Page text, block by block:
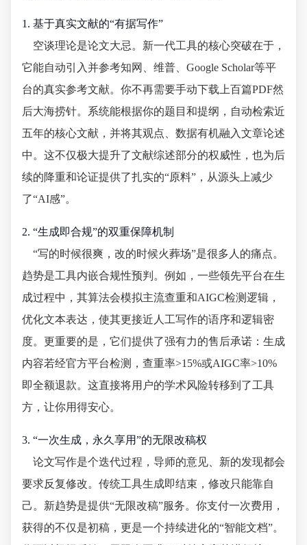
1. 基于真实文献的“有据写作”
空谈理论是论文大忌。新一代工具的核心突破在于，
它能自动引入并参考知网、维普、Google Scholar等平
台的真实参考文献。你不再需要手动下载上百篇PDF然
后大海捞针。系统能根据你的题目和提纲，自动检索近
五年的核心文献，并将其观点、数据有机融入文章论述
中。这不仅极大提升了文献综述部分的权威性，也为后
续的降重和论证提供了扎实的“原料”，从源头上减少
了“AI感”。
2. “生成即合规”的双重保障机制
“写的时候很爽，改的时候火葬场”是很多人的痛点。
趋势是工具内嵌合规性预判。例如，一些领先平台在生
成过程中，其算法会模拟主流查重和AIGC检测逻辑，
优化文本表达，使其更接近人工写作的语序和逻辑密
度。更重要的是，它们提供了强有力的售后承诺：生成
内容若经官方平台检测，查重率>15%或AIGC率>10%
即全额退款。这直接将用户的学术风险转移到了工具
方，让你用得安心。
3. “一次生成，永久享用”的无限改稿权
论文写作是个迭代过程，导师的意见、新的发现都会
要求反复修改。传统工具生成即结束，修改只能靠自
己。新趋势是提供“无限改稿”服务。你支付一次费用，
获得的不仅是初稿，更是一个持续进化的“智能文档”。